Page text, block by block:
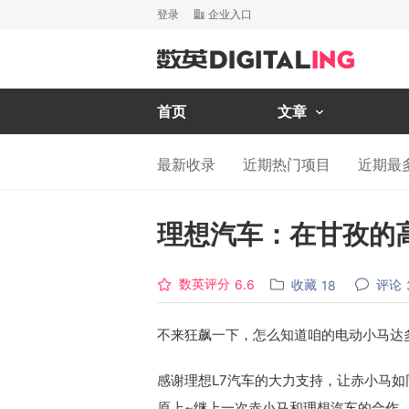
登录 企业入口
首页 文章
最新收录 近期热门项目 近期最
理想汽车：在甘孜的
数英评分 6.6 收藏 18 评论
不来狂飙一下，怎么知道咱的电动小马达
感谢理想L7汽车的大力支持，让赤小马